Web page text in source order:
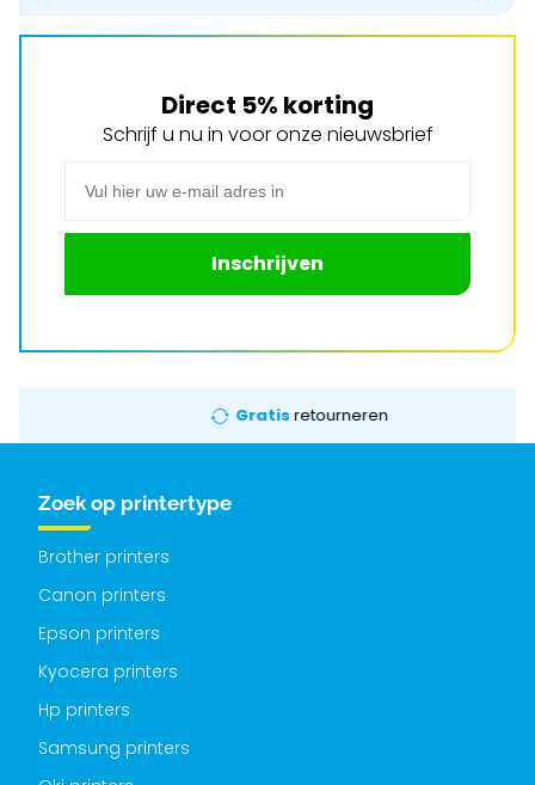
Direct 5% korting
Schrijf u nu in voor onze nieuwsbrief
Inschrijven
Gratisretourneren
Zoek op printertype
Brother printers
Canon printers
Epson printers
Kyocera printers
Hp printers
Samsung printers